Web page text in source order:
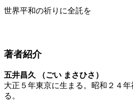
世界平和の祈りに全託を
著者紹介
五井昌久 （ごい まさひさ）
大正５年東京に生まる。昭和２４
る。